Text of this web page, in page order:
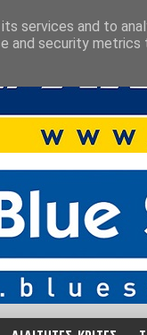
services and to
and security